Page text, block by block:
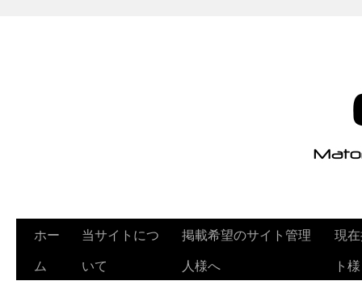
ホー
ム
当サイトにつ
いて
掲載希望のサイト管理
人様へ
現
ト様